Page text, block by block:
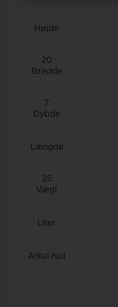
Højde
20
Bredde
7
Dybde
Længde
25
Vægt
Liter
Antal hjul